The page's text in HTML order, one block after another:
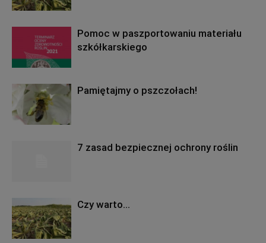
Pomoc w paszportowaniu materiału
szkółkarskiego
Pamiętajmy o pszczołach!
7 zasad bezpiecznej ochrony roślin
Czy warto…